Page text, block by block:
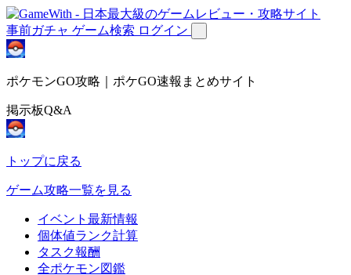
事前ガチャ ゲーム検索 ログイン
ポケモンGO攻略｜ポケGO速報まとめサイト
掲示板Q&A
トップに戻る
ゲーム攻略一覧を見る
イベント最新情報
個体値ランク計算
タスク報酬
全ポケモン図鑑